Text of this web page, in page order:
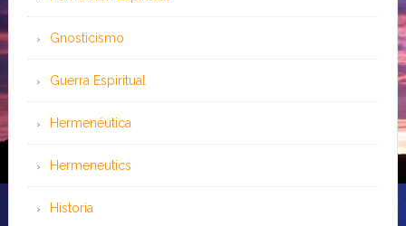
Gnosticismo
Guerra Espiritual
Hermenéutica
Hermeneutics
Historia